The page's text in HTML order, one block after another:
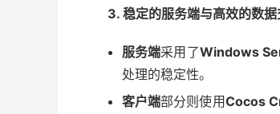
3. 稳定的服务端与高效的数据
服务端采用了Windows
处理的稳定性。
客户端部分则使用Cocos